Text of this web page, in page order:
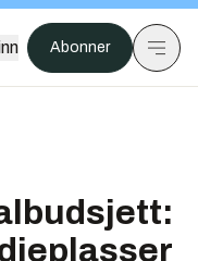
Abonner